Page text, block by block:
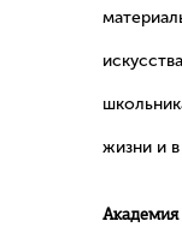
жизни и